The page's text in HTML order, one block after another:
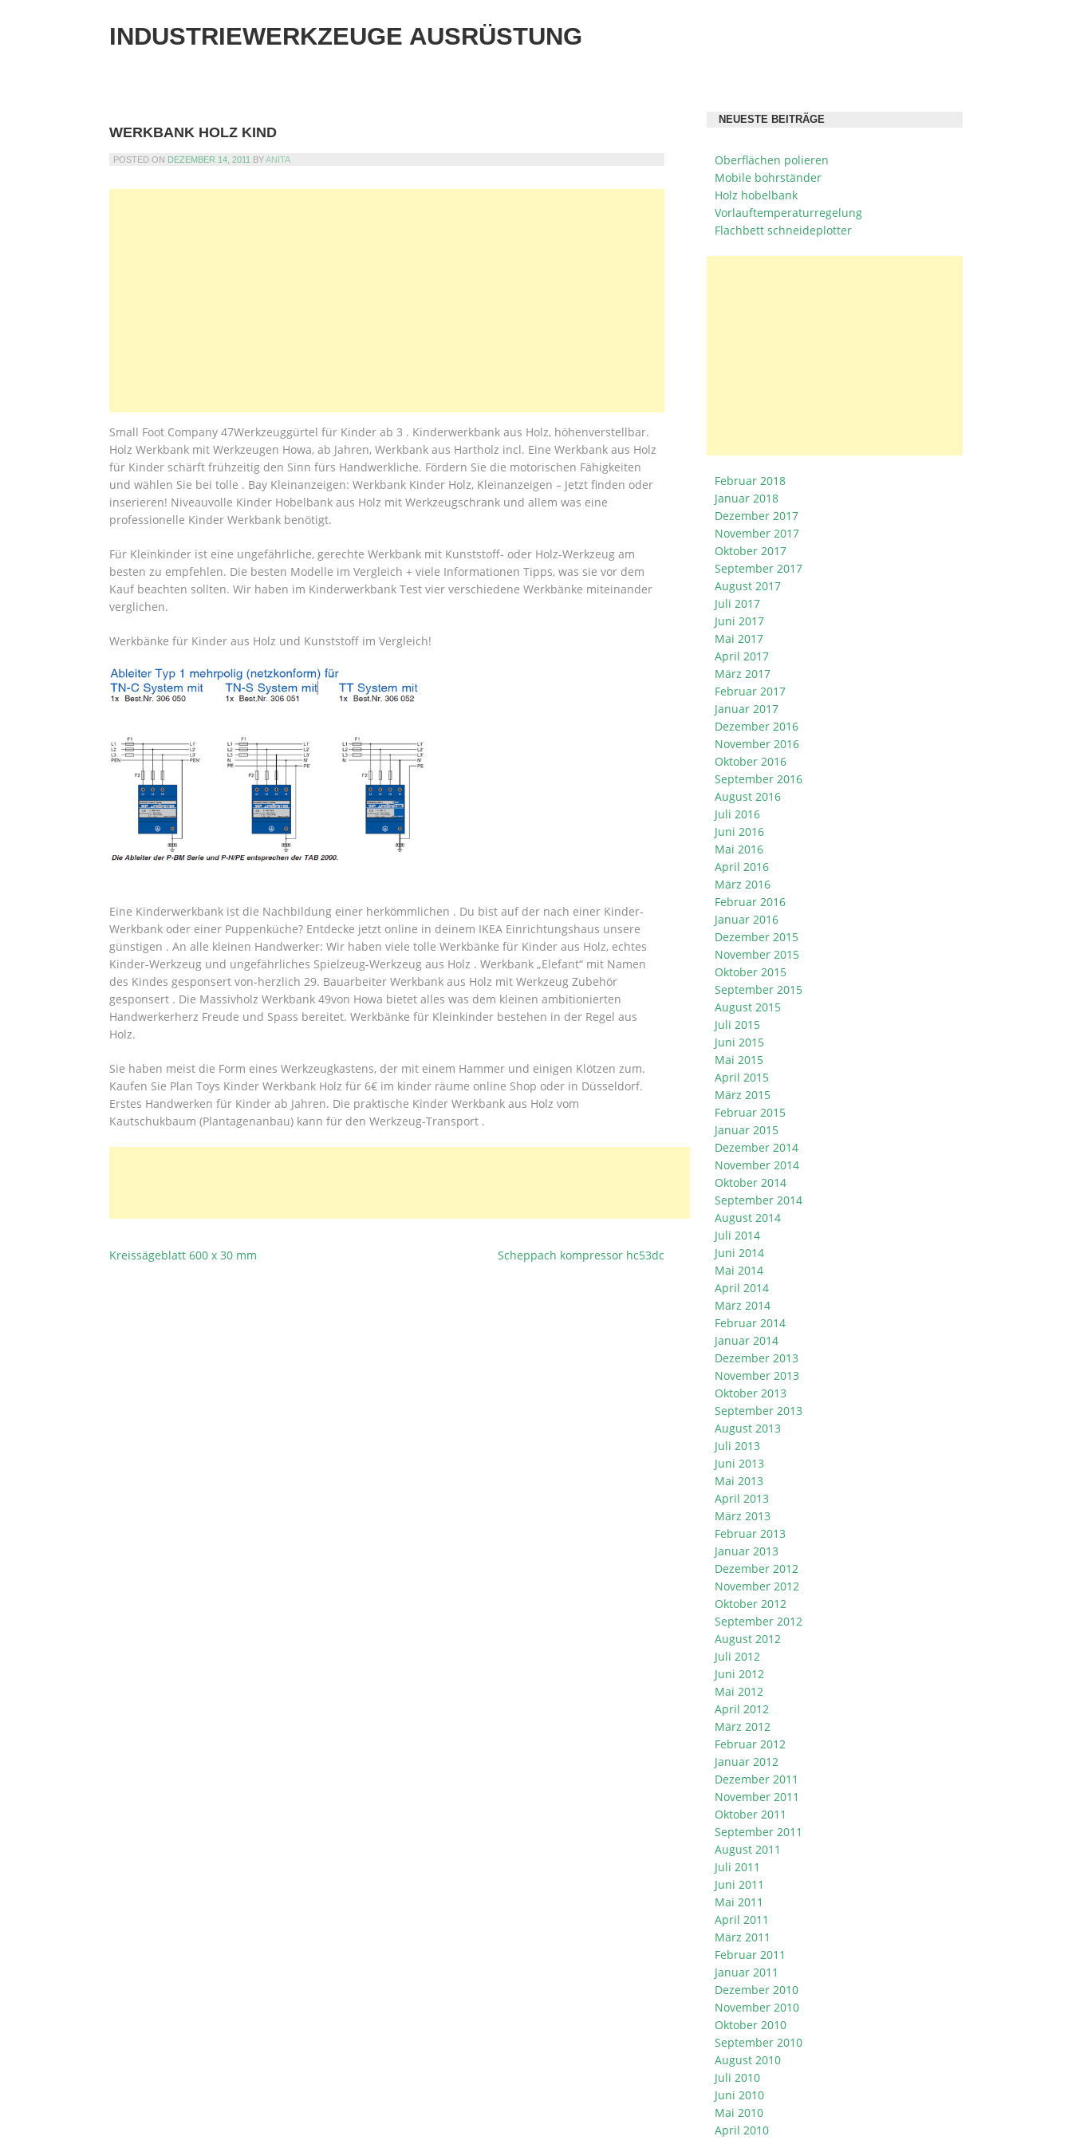
INDUSTRIEWERKZEUGE AUSRÜSTUNG
WERKBANK HOLZ KIND
POSTED ON DEZEMBER 14, 2011 BYANITA
Small Foot Company 47Werkzeuggürtel für Kinder ab 3 . Kinderwerkbank aus Holz, höhenverstellbar.
Holz Werkbank mit Werkzeugen Howa, ab Jahren, Werkbank aus Hartholz incl. Eine Werkbank aus Holz
für Kinder schärft frühzeitig den Sinn fürs Handwerkliche. Fördern Sie die motorischen Fähigkeiten
und wählen Sie bei tolle . Bay Kleinanzeigen: Werkbank Kinder Holz, Kleinanzeigen – Jetzt finden oder
inserieren! Niveauvolle Kinder Hobelbank aus Holz mit Werkzeugschrank und allem was eine
professionelle Kinder Werkbank benötigt.
Für Kleinkinder ist eine ungefährliche, gerechte Werkbank mit Kunststoff- oder Holz-Werkzeug am
besten zu empfehlen. Die besten Modelle im Vergleich + viele Informationen Tipps, was sie vor dem
Kauf beachten sollten. Wir haben im Kinderwerkbank Test vier verschiedene Werkbänke miteinander
verglichen.
Werkbänke für Kinder aus Holz und Kunststoff im Vergleich!
Eine Kinderwerkbank ist die Nachbildung einer herkömmlichen . Du bist auf der nach einer Kinder-
Werkbank oder einer Puppenküche? Entdecke jetzt online in deinem IKEA Einrichtungshaus unsere
günstigen . An alle kleinen Handwerker: Wir haben viele tolle Werkbänke für Kinder aus Holz, echtes
Kinder-Werkzeug und ungefährliches Spielzeug-Werkzeug aus Holz . Werkbank „Elefant“ mit Namen
des Kindes gesponsert von-herzlich 29. Bauarbeiter Werkbank aus Holz mit Werkzeug Zubehör
gesponsert . Die Massivholz Werkbank 49von Howa bietet alles was dem kleinen ambitionierten
Handwerkerherz Freude und Spass bereitet. Werkbänke für Kleinkinder bestehen in der Regel aus
Holz.
Sie haben meist die Form eines Werkzeugkastens, der mit einem Hammer und einigen Klötzen zum.
Kaufen Sie Plan Toys Kinder Werkbank Holz für 6€ im kinder räume online Shop oder in Düsseldorf.
Erstes Handwerken für Kinder ab Jahren. Die praktische Kinder Werkbank aus Holz vom
Kautschukbaum (Plantagenanbau) kann für den Werkzeug-Transport .
BEITRAGSNAVIGATION
Kreissägeblatt 600 x 30 mm Scheppach kompressor hc53dc
NEUESTE BEITRÄGE
Oberflächen polieren
Mobile bohrständer
Holz hobelbank
Vorlauftemperaturregelung
Flachbett schneideplotter
Februar 2018
Januar 2018
Dezember 2017
November 2017
Oktober 2017
September 2017
August 2017
Juli 2017
Juni 2017
Mai 2017
April 2017
März 2017
Februar 2017
Januar 2017
Dezember 2016
November 2016
Oktober 2016
September 2016
August 2016
Juli 2016
Juni 2016
Mai 2016
April 2016
März 2016
Februar 2016
Januar 2016
Dezember 2015
November 2015
Oktober 2015
September 2015
August 2015
Juli 2015
Juni 2015
Mai 2015
April 2015
März 2015
Februar 2015
Januar 2015
Dezember 2014
November 2014
Oktober 2014
September 2014
August 2014
Juli 2014
Juni 2014
Mai 2014
April 2014
März 2014
Februar 2014
Januar 2014
Dezember 2013
November 2013
Oktober 2013
September 2013
August 2013
Juli 2013
Juni 2013
Mai 2013
April 2013
März 2013
Februar 2013
Januar 2013
Dezember 2012
November 2012
Oktober 2012
September 2012
August 2012
Juli 2012
Juni 2012
Mai 2012
April 2012
März 2012
Februar 2012
Januar 2012
Dezember 2011
November 2011
Oktober 2011
September 2011
August 2011
Juli 2011
Juni 2011
Mai 2011
April 2011
März 2011
Februar 2011
Januar 2011
Dezember 2010
November 2010
Oktober 2010
September 2010
August 2010
Juli 2010
Juni 2010
Mai 2010
April 2010